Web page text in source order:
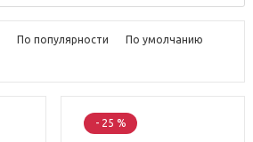
По популярности По умолчанию
- 25 %